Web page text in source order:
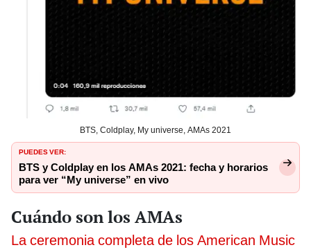
BTS, Coldplay, My universe, AMAs 2021
PUEDES VER:
BTS y Coldplay en los AMAs 2021: fecha y horarios
para ver “My universe” en vivo
Cuándo son los AMAs
La ceremonia completa de los American Music